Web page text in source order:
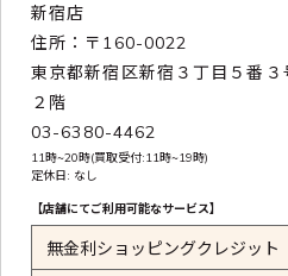
新宿店
住所：〒160-0022
東京都新宿区新宿３丁目５番
２階
03-6380-4462
11時~20時(買取受付:11時~19時)
定休日: なし
【店舗にてご利用可能なサービス】
無金利ショッピングクレジット